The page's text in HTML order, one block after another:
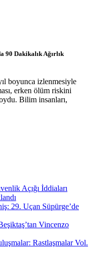
90 Dakikalık Ağırlık
boyunca izlenmesiyle
erken ölüm riskini
Bilim insanları,
Açığı İddiaları
29. Uçan Süpürge’de
Vincenzo
Rastlaşmalar Vol.